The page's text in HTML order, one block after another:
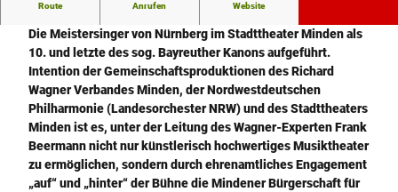
a
l
-
2
0
4
8
x
1
Route Anrufen Website
Die Meistersinger von Nürnberg im Stadttheater Minden als
10. und letzte des sog. Bayreuther Kanons aufgeführt.
Intention der Gemeinschaftsproduktionen des Richard
Wagner Verbandes Minden, der Nordwestdeutschen
Philharmonie (Landesorchester NRW) und des Stadttheaters
Minden ist es, unter der Leitung des Wagner-Experten Frank
Beermann nicht nur künstlerisch hochwertiges Musiktheater
zu ermöglichen, sondern durch ehrenamtliches Engagement
„auf“ und „hinter“ der Bühne die Mindener Bürgerschaft für